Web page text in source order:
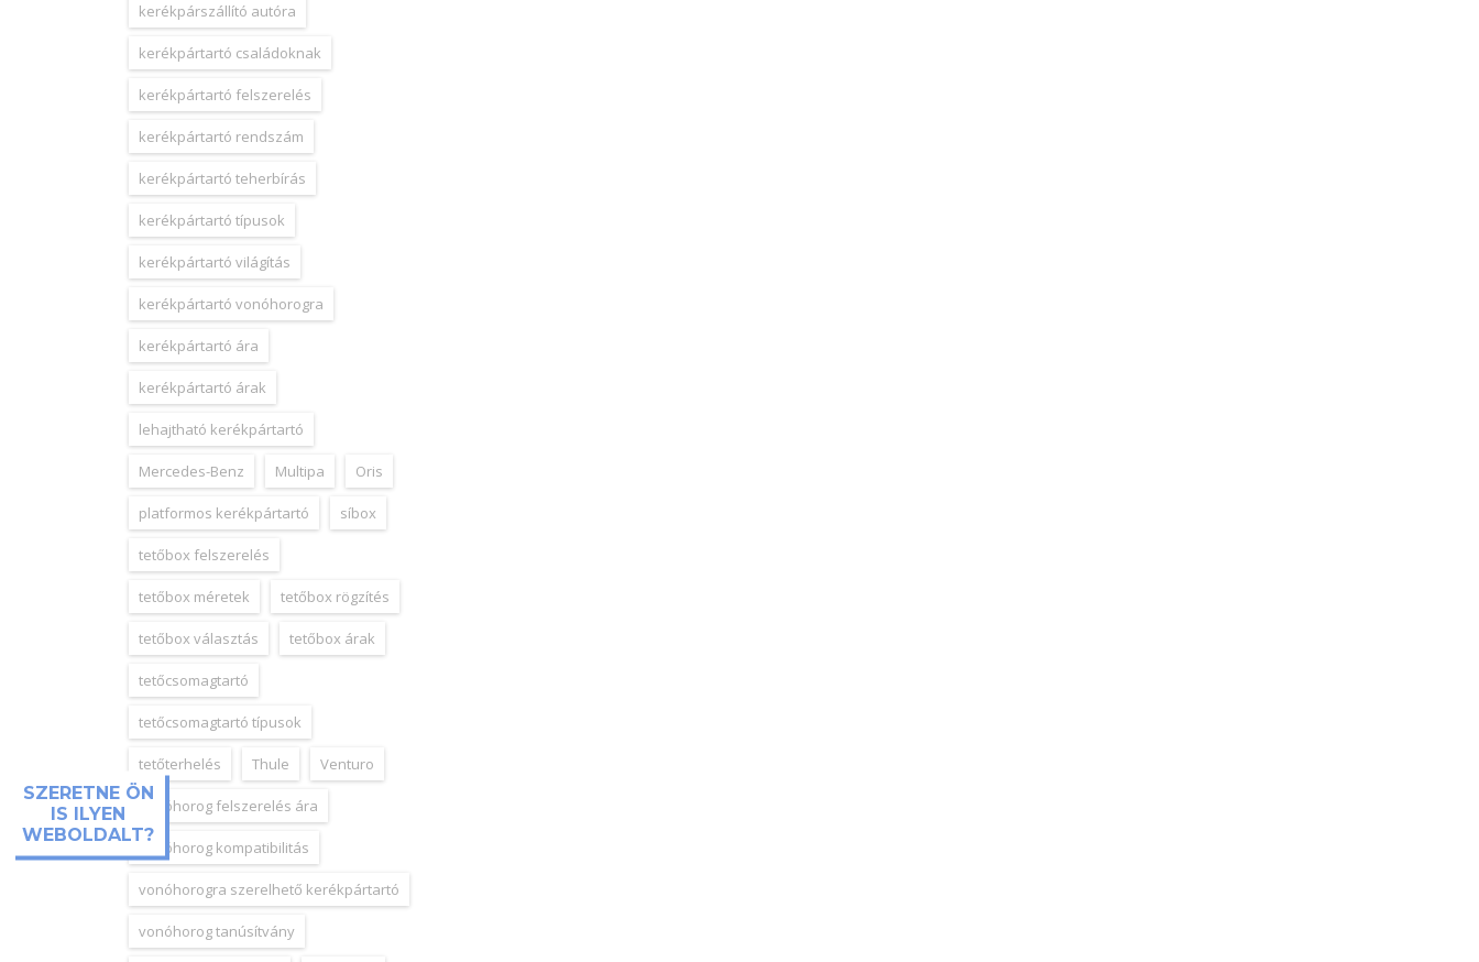
SZERETNE ÖN
IS ILYEN
WEBOLDALT?
kerékpárszállító autóra
kerékpártartó családoknak
kerékpártartó felszerelés
kerékpártartó rendszám
kerékpártartó teherbírás
kerékpártartó típusok
kerékpártartó világítás
kerékpártartó vonóhorogra
kerékpártartó ára
kerékpártartó árak
lehajtható kerékpártartó
Mercedes-Benz Multipa Oris
platformos kerékpártartó síbox
tetőbox felszerelés
tetőbox méretek tetőbox rögzítés
tetőbox választás tetőbox árak
tetőcsomagtartó
tetőcsomagtartó típusok
tetőterhelés Thule Venturo
vonóhorog felszerelés ára
vonóhorog kompatibilitás
vonóhorogra szerelhető kerékpártartó
vonóhorog tanúsítvány